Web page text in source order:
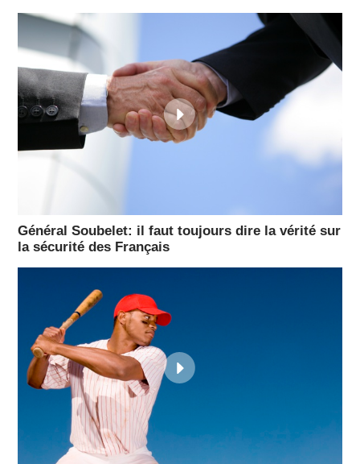
Général Soubelet: il faut toujours dire la vérité sur
la sécurité des Français